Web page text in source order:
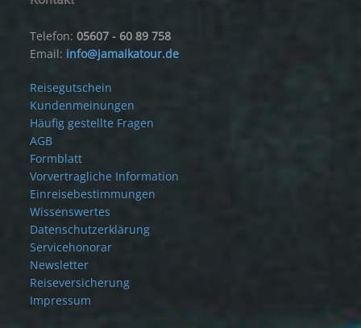
Telefon:05607 - 60 89 758
Email: info@jamaikatour.de
Reisegutschein
Kundenmeinungen
Häufig gestellte Fragen
AGB
Formblatt
Vorvertragliche Information
Einreisebestimmungen
Wissenswertes
Datenschutzerklärung
Servicehonorar
Newsletter
Reiseversicherung
Impressum